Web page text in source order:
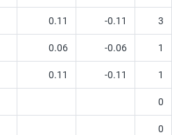
0.11 -0.11 3
0.06 -0.06 1
0.11 -0.11 1
0
0